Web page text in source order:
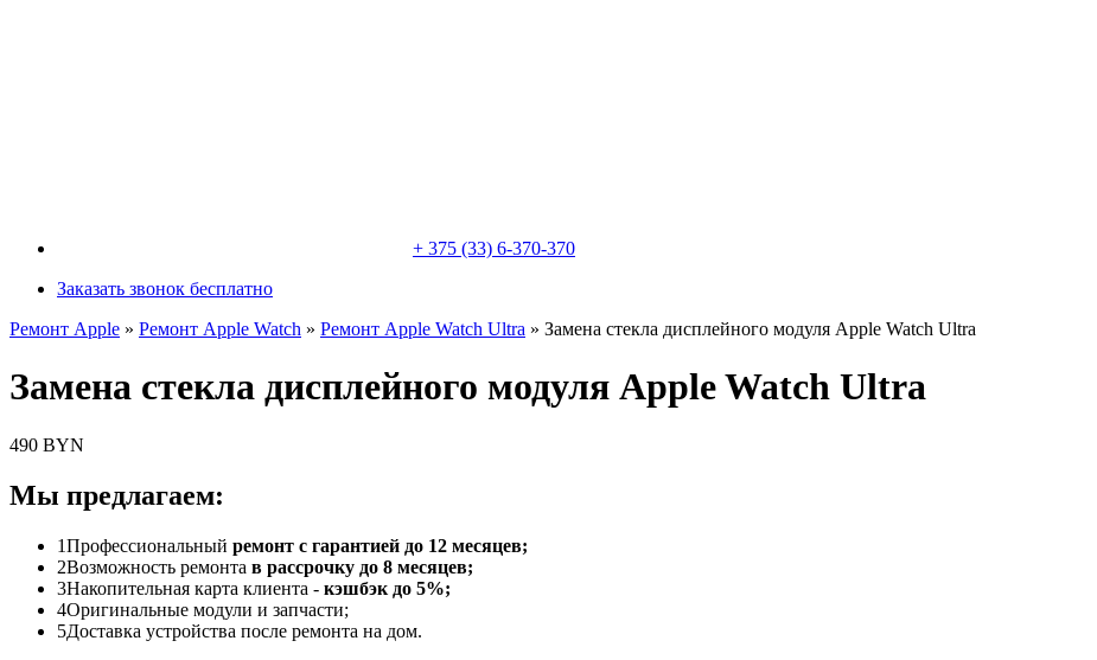
+ 375 (33) 6-370-370
Заказать звонок бесплатно
Ремонт Apple » Ремонт Apple Watch » Ремонт Apple Watch Ultra » Замена стекла дисплейного модуля Apple Watch Ultra
Замена стекла дисплейного модуля Apple Watch Ultra
490 BYN
Мы предлагаем:
1Профессиональный ремонт с гарантией до 12 месяцев;
2Возможность ремонта в рассрочку до 8 месяцев;
3Накопительная карта клиента - кэшбэк до 5%;
4Оригинальные модули и запчасти;
5Доставка устройства после ремонта на дом.